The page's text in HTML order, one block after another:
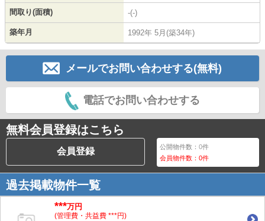
間取り(面積) -(-)
築年月 1992年 5月(築34年)
メールでお問い合わせする(無料)
電話でお問い合わせする
無料会員登録はこちら
会員登録 公開物件数：0件
会員物件数：0件
過去掲載物件一覧
***万円
(管理費・共益費 ***円)